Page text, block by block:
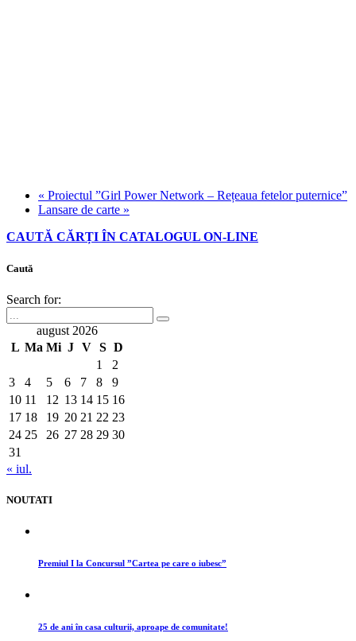
« Proiectul ”Girl Power Network – Rețeaua fetelor puternice”
Lansare de carte »
CAUTĂ CĂRȚI ÎN CATALOGUL ON-LINE
Caută
Search for:
august 2026
L Ma Mi J V S D
1
2
3
4 5 6 7 8
9
10 11 12 13 14 15 16
17 18 19 20 21 22 23
24 25 26 27 28 29 30
31
« iul.
NOUTATI
Premiul I la Concursul ”Cartea pe care o iubesc”
25 de ani în casa culturii, aproape de comunitate!